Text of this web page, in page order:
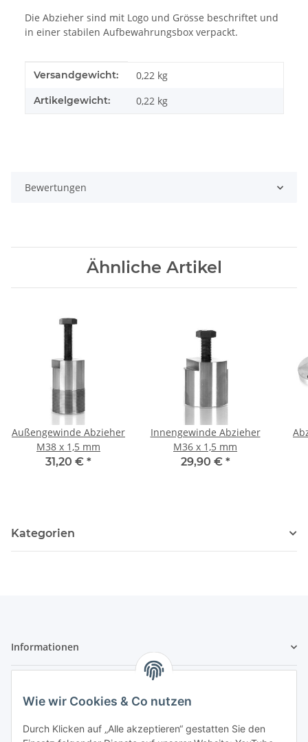
Wie wir Cookies & Co nutzen
Durch Klicken auf „Alle akzeptieren“ gestatten Sie den
Die Abzieher sind mit Logo und Grösse beschriftet und
in einer stabilen Aufbewahrungsbox verpackt.
Produkteigenschaft
Wert
Versandgewicht: 0,22 kg
Artikelgewicht: 0,22 kg
Bewertungen
Ähnliche Artikel
Außengewinde Abzieher
M38 x 1,5 mm
31,20 € *
Innengewinde Abzieher
M36 x 1,5 mm
29,90 € *
Kategorien
Informationen